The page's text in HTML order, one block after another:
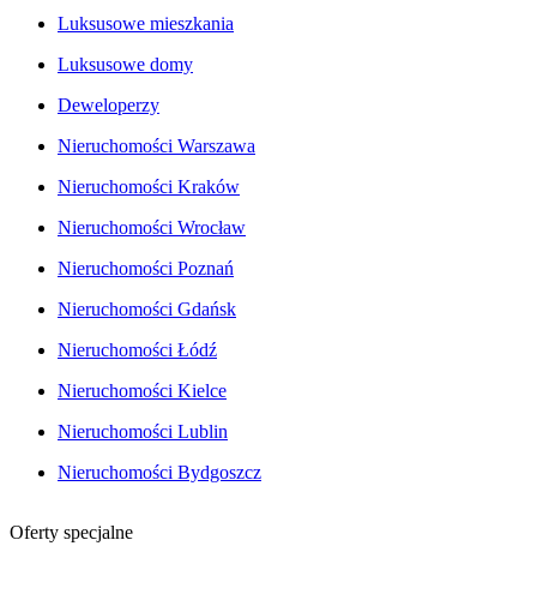
Luksusowe mieszkania
Luksusowe domy
Deweloperzy
Nieruchomości Warszawa
Nieruchomości Kraków
Nieruchomości Wrocław
Nieruchomości Poznań
Nieruchomości Gdańsk
Nieruchomości Łódź
Nieruchomości Kielce
Nieruchomości Lublin
Nieruchomości Bydgoszcz
Oferty specjalne